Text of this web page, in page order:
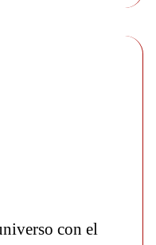
con el